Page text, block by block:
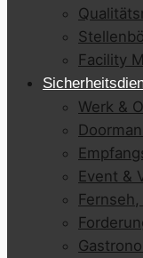
Facility
Werk &
Event &